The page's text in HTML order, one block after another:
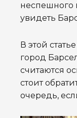
неспешного
увидеть
В этой
город
считаются
стоит
очередь,